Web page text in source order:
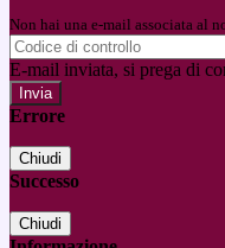
Non hai una e-mail associata al
E-mail inviata, si prega di
Errore
Chiudi
Successo
Chiudi